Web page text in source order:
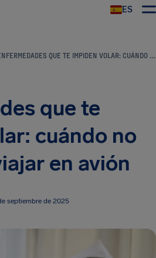
ES
ENFERMEDADES QUE TE IMPIDEN VOLAR: CUÁNDO NO ES SEGURO VIAJAR EN AVIÓN
que te
cuándo no
en avión
septiembre de 2025